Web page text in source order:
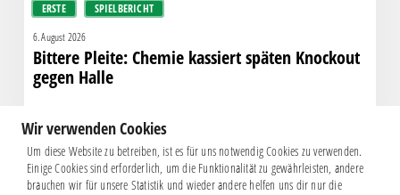
ERSTE SPIELBERICHT
6. August 2026
Bittere Pleite: Chemie kassiert späten Knockout
gegen Halle
Wir verwenden Cookies
Um diese Website zu betreiben, ist es für uns notwendig Cookies zu verwenden.
Einige Cookies sind erforderlich, um die Funktionalität zu gewährleisten, andere
brauchen wir für unsere Statistik und wieder andere helfen uns dir nur die